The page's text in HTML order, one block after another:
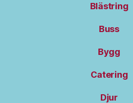
Blästring
Buss
Bygg
Catering
Djur